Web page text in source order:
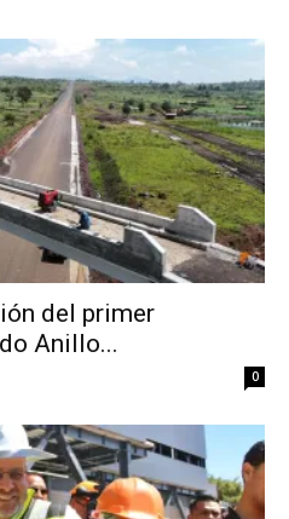
del primer
Anillo...
0